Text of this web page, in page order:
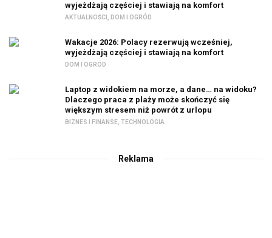
wyjeżdżają częściej i stawiają na komfort
AKTUALNOŚCI DOM I OGRÓD
Wakacje 2026: Polacy rezerwują wcześniej,
wyjeżdżają częściej i stawiają na komfort
DOM I OGRÓD
Laptop z widokiem na morze, a dane… na widoku?
Dlaczego praca z plaży może skończyć się
większym stresem niż powrót z urlopu
BIZNES I FINANSE TECHNOLOGIA
Reklama